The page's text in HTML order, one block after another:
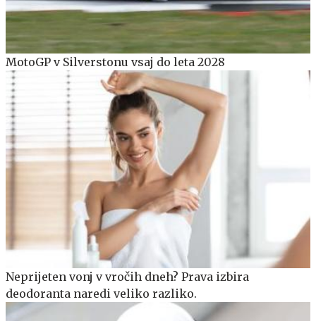
MotoGP v Silverstonu vsaj do leta 2028
Neprijeten vonj v vročih dneh? Prava izbira
deodoranta naredi veliko razliko.